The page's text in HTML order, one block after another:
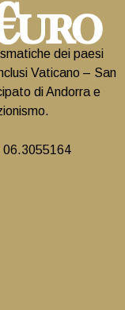
dei paesi
Vaticano – San
di Andorra e